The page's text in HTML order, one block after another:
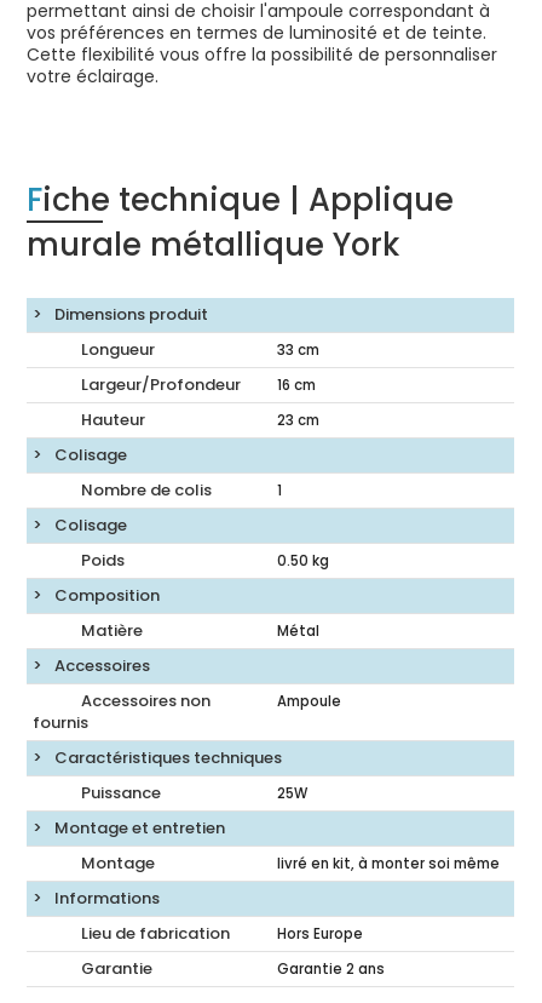
permettant ainsi de choisir l'ampoule correspondant à
vos préférences en termes de luminosité et de teinte.
Cette flexibilité vous offre la possibilité de personnaliser
votre éclairage.
Fiche technique | Applique
murale métallique York
Dimensions produit
Longueur
33 cm
Largeur/Profondeur 16 cm
Hauteur 23 cm
Colisage
Nombre de colis
1
Colisage
Poids
0.50 kg
Composition
Matière
Métal
Accessoires
Accessoires non
fournis
Ampoule
Caractéristiques techniques
Puissance
25W
Montage et entretien
Montage
livré en kit, à monter soi même
Informations
Lieu de fabrication
Hors Europe
Garantie Garantie 2 ans